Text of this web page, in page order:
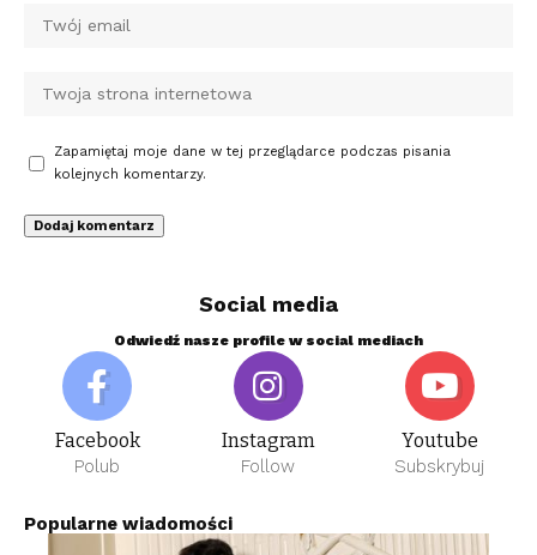
Zapamiętaj moje dane w tej przeglądarce podczas pisania
kolejnych komentarzy.
Social media
Odwiedź nasze profile w social mediach
Facebook
Polub
Instagram
Follow
Youtube
Subskrybuj
Popularne wiadomości